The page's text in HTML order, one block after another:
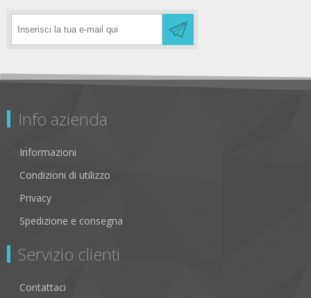
Info azienda
Informazioni
Condizioni di utilizzo
Privacy
Spedizione e consegna
Servizio clienti
Contattaci